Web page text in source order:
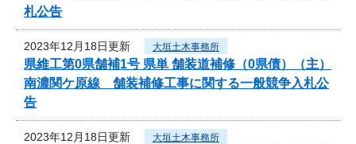
札公告
2023年12月18日更新 大垣土木事務所
県維工第0県舗補1号 県単 舗装道補修（0県債）（主）
南濃関ケ原線 舗装補修工事に関する一般競争入札公
告
2023年12月18日更新 大垣土木事務所